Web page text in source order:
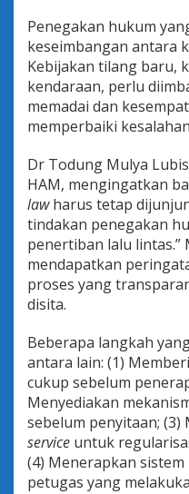
Penegakan hukum
keseimbangan antara
Kebijakan tilang baru,
kendaraan, perlu
memadai dan
memperbaiki
Dr Todung Mulya
HAM, mengingatkan
lawharus tetap
tindakan penegakan
penertiban lalu
mendapatkan
proses yang
disita.
Beberapa langkah
antara lain: (1)
cukup sebelum
Menyediakan
sebelum penyitaan; (3)
service untuk
(4) Menerapkan
petugas yang